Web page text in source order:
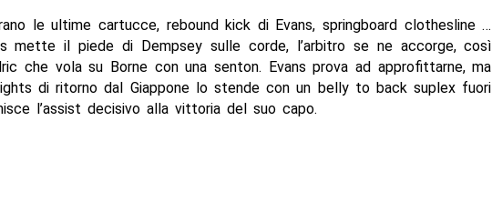
le ultime cartucce, rebound kick di Evans, springboard clothesline …
mette il piede di Dempsey sulle corde, l’arbitro se ne accorge, così
che vola su Borne con una senton. Evans prova ad approfittarne, ma
di ritorno dal Giappone lo stende con un belly to back suplex fuori
l’assist decisivo alla vittoria del suo capo.